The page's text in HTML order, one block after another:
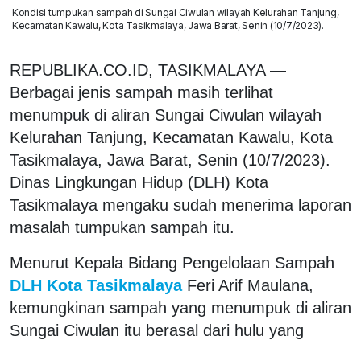
Kondisi tumpukan sampah di Sungai Ciwulan wilayah Kelurahan Tanjung,
Kecamatan Kawalu, Kota Tasikmalaya, Jawa Barat, Senin (10/7/2023).
REPUBLIKA.CO.ID, TASIKMALAYA —
Berbagai jenis sampah masih terlihat
menumpuk di aliran Sungai Ciwulan wilayah
Kelurahan Tanjung, Kecamatan Kawalu, Kota
Tasikmalaya, Jawa Barat, Senin (10/7/2023).
Dinas Lingkungan Hidup (DLH) Kota
Tasikmalaya mengaku sudah menerima laporan
masalah tumpukan sampah itu.
Menurut Kepala Bidang Pengelolaan Sampah
DLH Kota Tasikmalaya Feri Arif Maulana,
kemungkinan sampah yang menumpuk di aliran
Sungai Ciwulan itu berasal dari hulu yang